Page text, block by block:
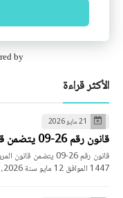
by
الأكثر قراءة
21 مايو 2026
قانون رقم 26-09 يتضمن قانون المرور PDF
1447 الموافق 12 مايو سنة 2026، يتضمن …